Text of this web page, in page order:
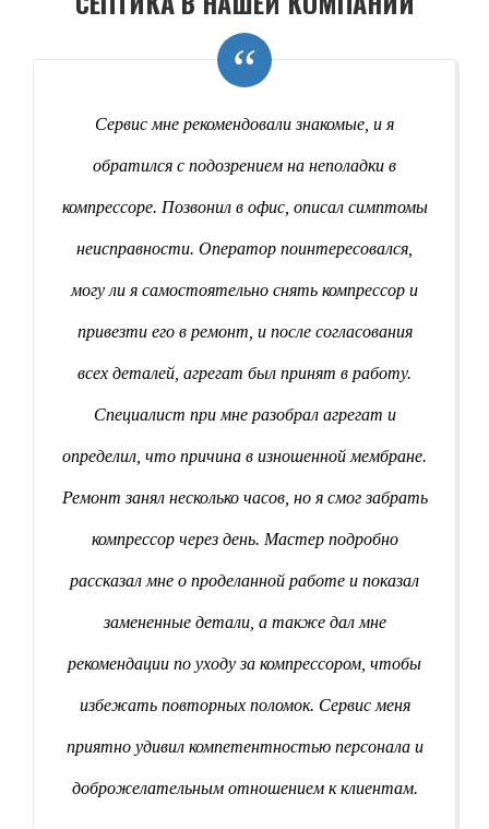
“
Сервис мне рекомендовали знакомые, и я
обратился с подозрением на неполадки в
компрессоре. Позвонил в офис, описал симптомы
неисправности. Оператор поинтересовался,
могу ли я самостоятельно снять компрессор и
привезти его в ремонт, и после согласования
всех деталей, агрегат был принят в работу.
Специалист при мне разобрал агрегат и
определил, что причина в изношенной мембране.
Ремонт занял несколько часов, но я смог забрать
компрессор через день. Мастер подробно
рассказал мне о проделанной работе и показал
замененные детали, а также дал мне
рекомендации по уходу за компрессором, чтобы
избежать повторных поломок. Сервис меня
приятно удивил компетентностью персонала и
доброжелательным отношением к клиентам.